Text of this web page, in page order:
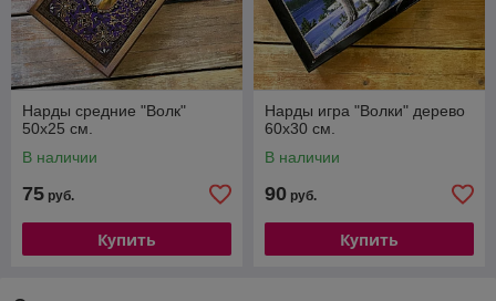
Нарды средние "Волк"
50х25 см.
В наличии
75 руб.
Купить
Нарды игра "Волки" дерево
60х30 см.
В наличии
90 руб.
Купить